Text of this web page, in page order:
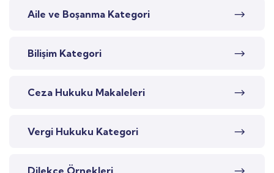
Aile ve Boşanma Kategori
Bilişim Kategori
Ceza Hukuku Makaleleri
Vergi Hukuku Kategori